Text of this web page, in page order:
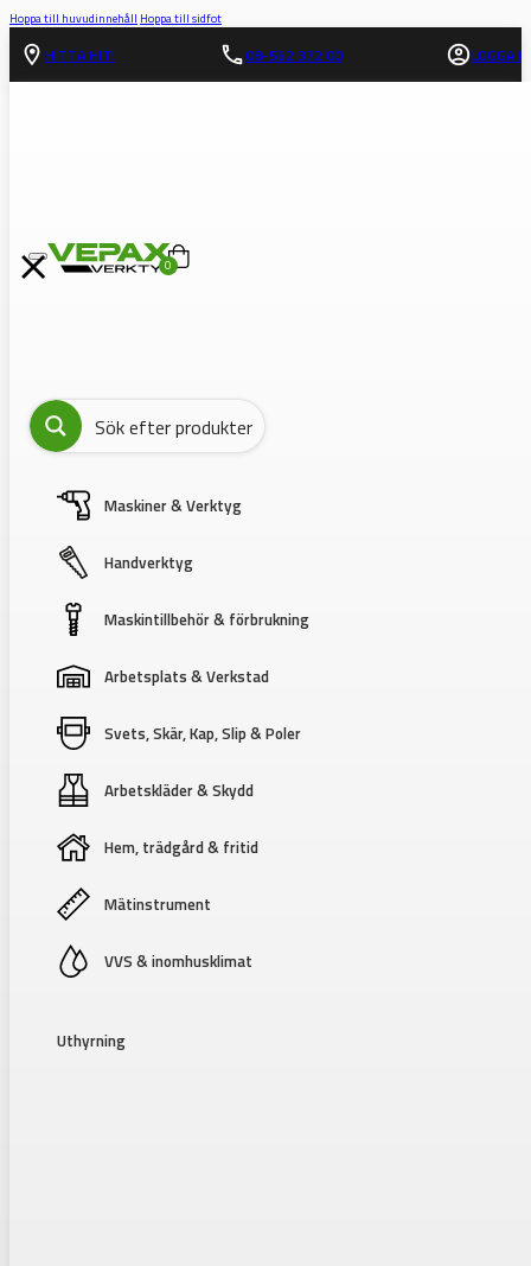
Hoppa till huvudinnehåll Hoppa till sidfot
HITTA HIT! 08-562 372 00 LOGGA IN
0
Maskiner & Verktyg
Handverktyg
Maskintillbehör & förbrukning
Arbetsplats & Verkstad
Svets, Skär, Kap, Slip & Poler
Arbetskläder & Skydd
Hem, trädgård & fritid
Mätinstrument
VVS & inomhusklimat
Uthyrning